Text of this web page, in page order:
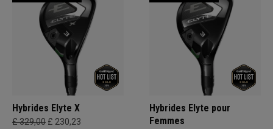
Hybrides Elyte X
£ 329,00 £ 230,23
Hybrides Elyte pour
Femmes